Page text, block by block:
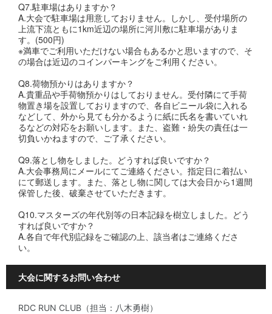
Q7.駐車場はありますか？
A.大会で駐車場は用意しておりません。しかし、受付場所の
上流下流ともに1km近辺の場所に河川敷に駐車場がありま
す。(500円)
※満車でご利用いただけない場合もあるかと思いますので、そ
の場合は近辺のコインパーキングをご利用ください。
Q8.荷物預かりはありますか？
A.貴重品や手荷物預かりはしておりません。受付隣にて手荷
物置き場を設置しておりますので、各自ビニール袋に入れる
などして、外から見ても分かるように紙に氏名を書いていれ
るなどの対応をお願いします。また、盗難・紛失の責任は一
切負いかねますので、ご了承ください。
Q9.落とし物をしました。どうすれば良いですか？
A.大会事務局にメールにてご連絡ください。指定日に着払い
にて郵送します。また、落とし物に関しては大会日から1週間
保管した後、破棄させていただきます。
Q10.マスターズの年代別等の日本記録を樹立しました。どう
すれば良いですか？
A.各自で年代別記録をご確認の上、該当者はご連絡くださ
い。
大会に関するお問い合わせ
RDC RUN CLUB（担当：八木勇樹）